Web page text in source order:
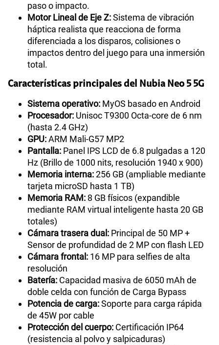
paso o impacto.
Motor Lineal de Eje Z:Sistema de vibración
háptica realista que reacciona de forma
diferenciada a los disparos, colisiones o
impactos dentro del juego para una inmersión
total.
Características principales del Nubia Neo 5 5G
Sistema operativo: MyOS basado en Android
Procesador: Unisoc T9300 Octa-core de 6 nm
(hasta 2.4 GHz)
GPU:ARM Mali-G57 MP2
Pantalla: Panel IPS LCD de 6.8 pulgadas a 120
Hz (Brillo de 1000 nits, resolución 1940 x 900)
Memoria interna:256 GB (ampliable mediante
tarjeta microSD hasta 1 TB)
Memoria RAM: 8 GB físicos (expandible
mediante RAM virtual inteligente hasta 20 GB
totales)
Cámara trasera dual: Principal de 50 MP +
Sensor de profundidad de 2 MP con flash LED
Cámara frontal: 16 MP para selfies de alta
resolución
Batería: Capacidad masiva de 6050 mAh de
doble celda con función de Carga Bypass
Potencia de carga:Soporte para carga rápida
de 45W por cable
Protección del cuerpo: Certificación IP64
(resistencia al polvo y salpicaduras)